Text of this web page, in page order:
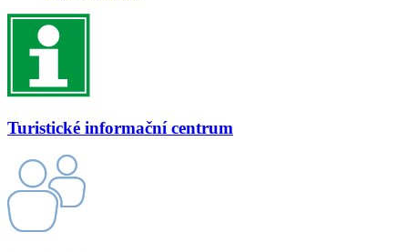
Turistické informační centrum